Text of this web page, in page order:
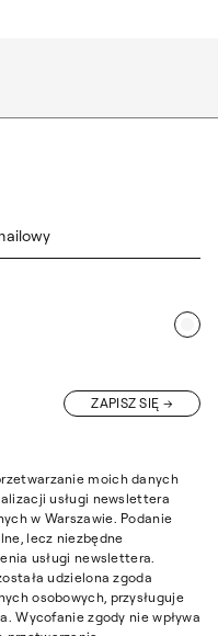
ZAPISZ SIĘ
moich danych
usługi newslettera
w Warszawie. Podanie
lecz niezbędne
usługi newslettera.
udzielona zgoda
osobowych, przysługuje
Wycofanie zgody nie wpływa